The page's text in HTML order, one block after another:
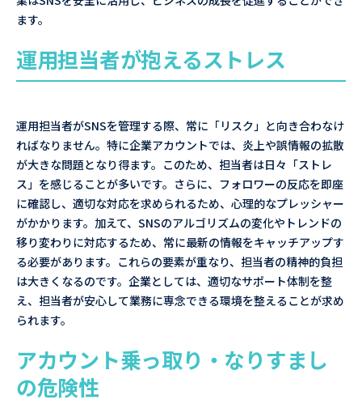
ます。
運用担当者が抱えるストレス
運用担当者がSNSを管理する際、常に「リスク」と向き合わなけ
ればなりません。特に企業アカウントでは、炎上や誤情報の拡散
が大きな問題となり得ます。このため、担当者は日々「ストレ
ス」を感じることが多いです。さらに、フォロワーの反応を即座
に確認し、適切な対応を求められるため、心理的なプレッシャー
がかかります。加えて、SNSのアルゴリズムの変化やトレンドの
移り変わりに対応するため、常に最新の情報をキャッチアップす
る必要があります。これらの要素が重なり、担当者の精神的負担
は大きくなるのです。企業としては、適切なサポート体制を整
え、担当者が安心して業務に専念できる環境を整えることが求め
られます。
アカウント乗っ取り・なりすまし
の危険性